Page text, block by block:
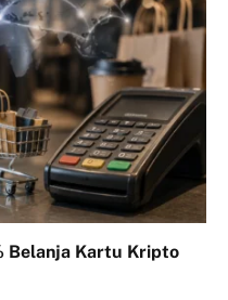
Belanja Kartu Kripto